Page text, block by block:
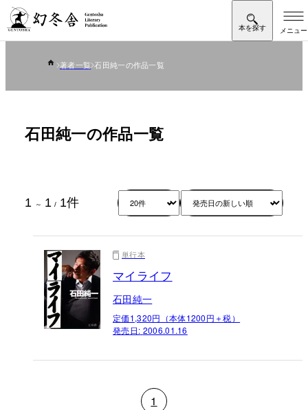
著者一覧 石田純一の作品一覧
石田純一の作品一覧
1 ～ 1 / 1件
単行本
マイライフ
石田純一
定価1,320円（本体1200円＋税）
発売日: 2006.01.16
1